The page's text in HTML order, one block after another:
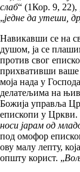
слаб“ (1Кор. 9, 22),
„једне да утеши,
Навикавши се на
душом, ја се
против свог
прихвативши ваше
моја нада у
делатељима на
Божија управља
епископи у Цркви.
носи јарам од
под омофор
ову малу лепту,
општу корист. „